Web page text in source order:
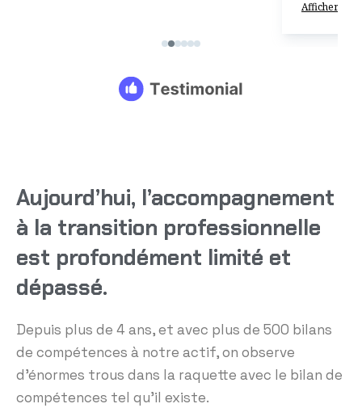
Aujourd’hui, l’accompagnement
à la transition professionnelle
est profondément limité et
dépassé.
Depuis plus de 4 ans, et avec plus de 500 bilans
de compétences à notre actif, on observe
d’énormes trous dans la raquette avec le bilan de
compétences tel qu’il existe.